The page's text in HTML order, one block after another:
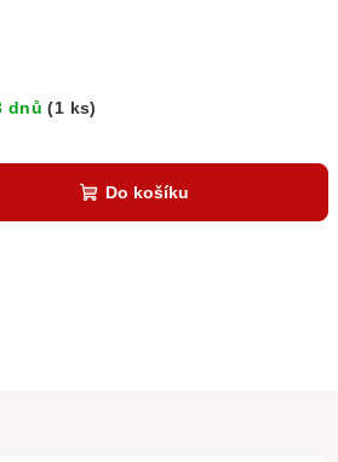
dnů(1 ks)
Do košíku